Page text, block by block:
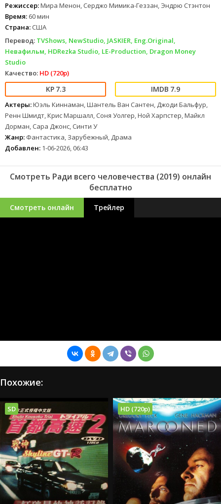
Режиссер:Мира Менон, Серджо Мимика-Геззан, Эндрю Стэнтон
Время: 60 мин
Страна: США
Перевод: TVShows, NewStudio, JASKIER, Eng.Original,
Невафильм, HDRezka Studio, LE-Production, Dragon Money
Studio
Качество: HD (720p)
7.3 7.9
Актеры:Юэль Киннаман, Шантель Ван Сантен, Джоди Бальфур,
Ренн Шмидт, Крис Маршалл, Соня Уолгер, Ной Харпстер, Майкл
Дорман, Сара Джонс, Синти У
Жанр: Фантастика, Зарубежный, Драма
Добавлен: 1-06-2026, 06:43
Смотреть Ради всего человечества (2019) онлайн
бесплатно
Смотреть онлайн Трейлер
Похожие:
SD HD (720p)